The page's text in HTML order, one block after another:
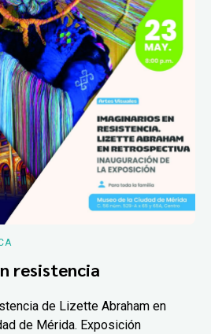
resistencia
de Lizette Abraham en
de Mérida. Exposición